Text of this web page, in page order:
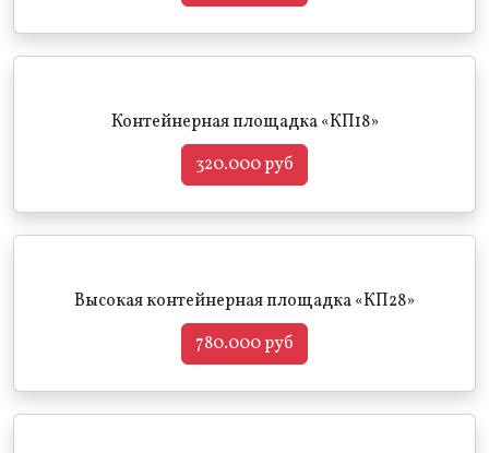
Контейнерная площадка «КП18»
320.000 руб
Высокая контейнерная площадка «КП28»
780.000 руб